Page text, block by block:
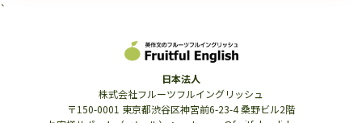
`
日本法人
株式会社フルーツフルイングリッシュ
〒150-0001 東京都渋谷区神宮前6-23-4 桑野ビル2階